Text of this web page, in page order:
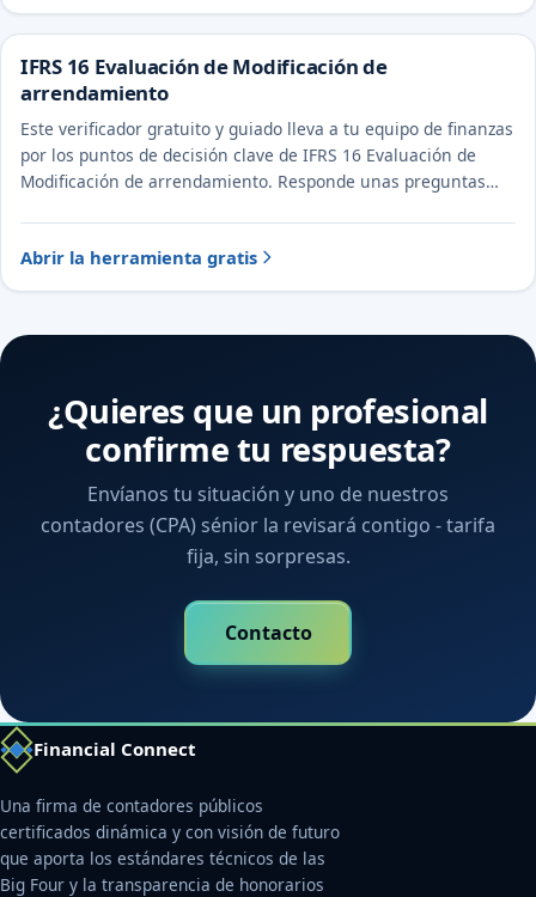
IFRS 16 Evaluación de Modificación de
arrendamiento
Este verificador gratuito y guiado lleva a tu equipo de finanzas
por los puntos de decisión clave de IFRS 16 Evaluación de
Modificación de arrendamiento. Responde unas preguntas
Abrir la herramienta gratis
¿Quieres que un profesional
confirme tu respuesta?
Envíanos tu situación y uno de nuestros
contadores (CPA) sénior la revisará contigo - tarifa
fija, sin sorpresas.
Contacto
Financial Connect
Una firma de contadores públicos
certificados dinámica y con visión de futuro
que aporta los estándares técnicos de las
Big Four y la transparencia de honorarios